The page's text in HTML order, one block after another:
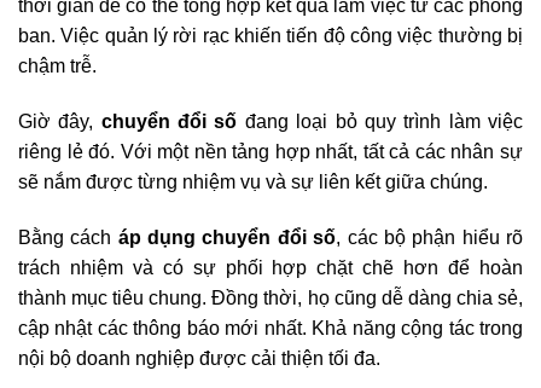
thời gian để có thể tổng hợp kết quả làm việc từ các phòng
ban. Việc quản lý rời rạc khiến tiến độ công việc thường bị
chậm trễ.
Giờ đây, chuyển đổi số đang loại bỏ quy trình làm việc
riêng lẻ đó. Với một nền tảng hợp nhất, tất cả các nhân sự
sẽ nắm được từng nhiệm vụ và sự liên kết giữa chúng.
Bằng cách áp dụng chuyển đổi số, các bộ phận hiểu rõ
trách nhiệm và có sự phối hợp chặt chẽ hơn để hoàn
thành mục tiêu chung. Đồng thời, họ cũng dễ dàng chia sẻ,
cập nhật các thông báo mới nhất. Khả năng cộng tác trong
nội bộ doanh nghiệp được cải thiện tối đa.